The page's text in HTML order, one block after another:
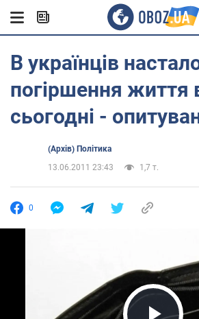
В українців
погіршення життя
сьогодні -
(Архів) Політика
13.06.2011 23:43
1,7 т.
0